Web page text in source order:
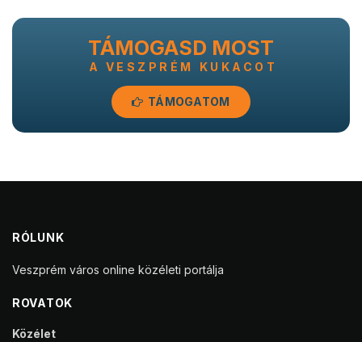
TÁMOGASD MOST
A VESZPRÉM KUKACOT
TÁMOGATOM
RÓLUNK
Veszprém város online közéleti portálja
ROVATOK
Közélet